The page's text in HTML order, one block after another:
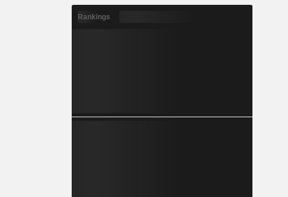
Rankings